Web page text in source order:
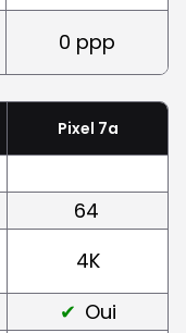
0 ppp
Pixel 7a
64
4K
Oui